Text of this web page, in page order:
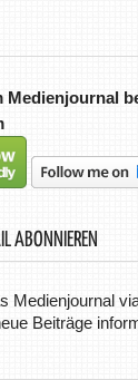
ABONNIEREN
Medienjournal
Beiträge